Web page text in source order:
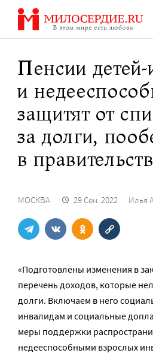
Перейти
содержанию
Пенсии
и
защитят от
за долги,
в
МОСКВА 29 Сен. 2022 Илья
«Подготовлены изменения в
перечень доходов, которые
долги. Включаем в него
инвалидам и социальные
меры поддержки
недееспособными взрослых